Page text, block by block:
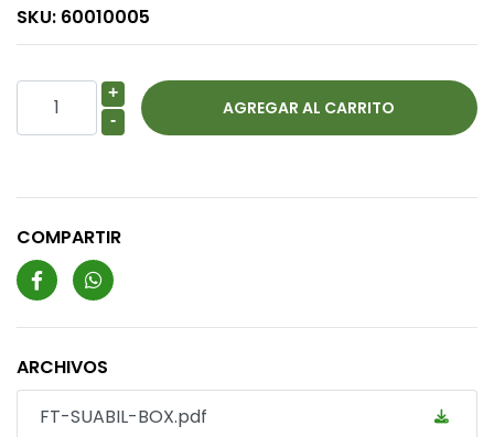
SKU: 60010005
+
-
COMPARTIR
ARCHIVOS
FT-SUABIL-BOX.pdf